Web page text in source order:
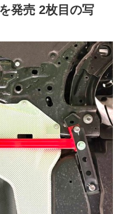
四国
沖縄
愛車 File
ップ！不具合修理＆粗悪修理
洗車
コーティング
防錆
ーカー「旧車」関連プロジェ
クト
プロショップ検索
発売 2枚目の写